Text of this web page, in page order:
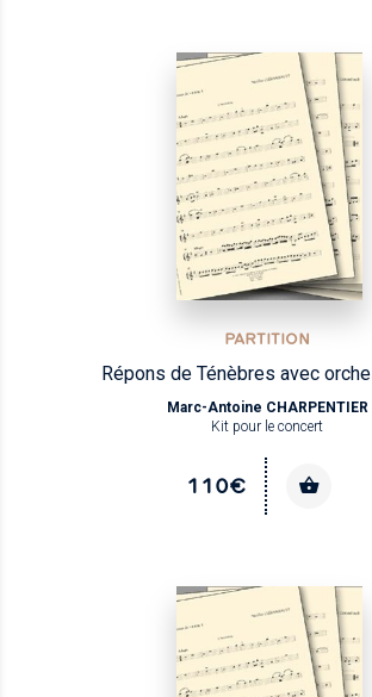
PARTITION
Répons de Ténèbres avec
Marc-Antoine CHARPENTIER
Kit pour le concert
110€